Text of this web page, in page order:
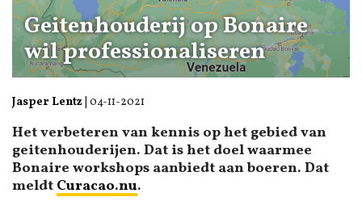
Geitenhouderij op Bonaire
wil professionaliseren
Jasper Lentz 04-11-2021
Het verbeteren van kennis op het gebied van
geitenhouderijen. Dat is het doel waarmee
Bonaire workshops aanbiedt aan boeren. Dat
meldt Curacao.nu.